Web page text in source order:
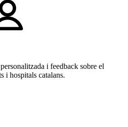
i feedback sobre el
i hospitals catalans.